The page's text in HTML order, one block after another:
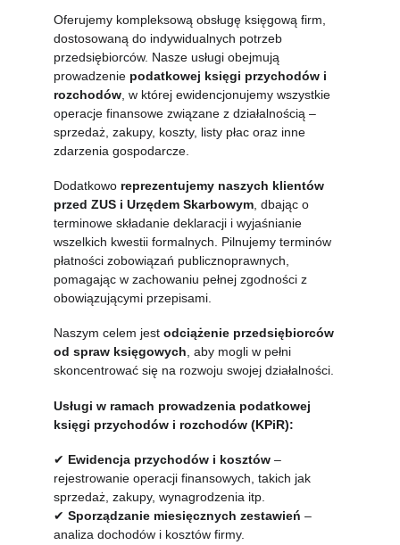
Oferujemy kompleksową obsługę księgową firm,
dostosowaną do indywidualnych potrzeb
przedsiębiorców. Nasze usługi obejmują
prowadzenie podatkowej księgi przychodów i
rozchodów , w której ewidencjonujemy wszystkie
operacje finansowe związane z działalnością –
sprzedaż, zakupy, koszty, listy płac oraz inne
zdarzenia gospodarcze.
Dodatkowo reprezentujemy naszych klientów
przed ZUS i Urzędem Skarbowym , dbając o
terminowe składanie deklaracji i wyjaśnianie
wszelkich kwestii formalnych. Pilnujemy terminów
płatności zobowiązań publicznoprawnych,
pomagając w zachowaniu pełnej zgodności z
obowiązującymi przepisami.
Naszym celem jest odciążenie przedsiębiorców
od spraw księgowych , aby mogli w pełni
skoncentrować się na rozwoju swojej działalności.
Usługi w ramach prowadzenia podatkowej
księgi przychodów i rozchodów (KPiR):
✔ Ewidencja przychodów i kosztów –
rejestrowanie operacji finansowych, takich jak
sprzedaż, zakupy, wynagrodzenia itp.
✔ Sporządzanie miesięcznych zestawień –
analiza dochodów i kosztów firmy.